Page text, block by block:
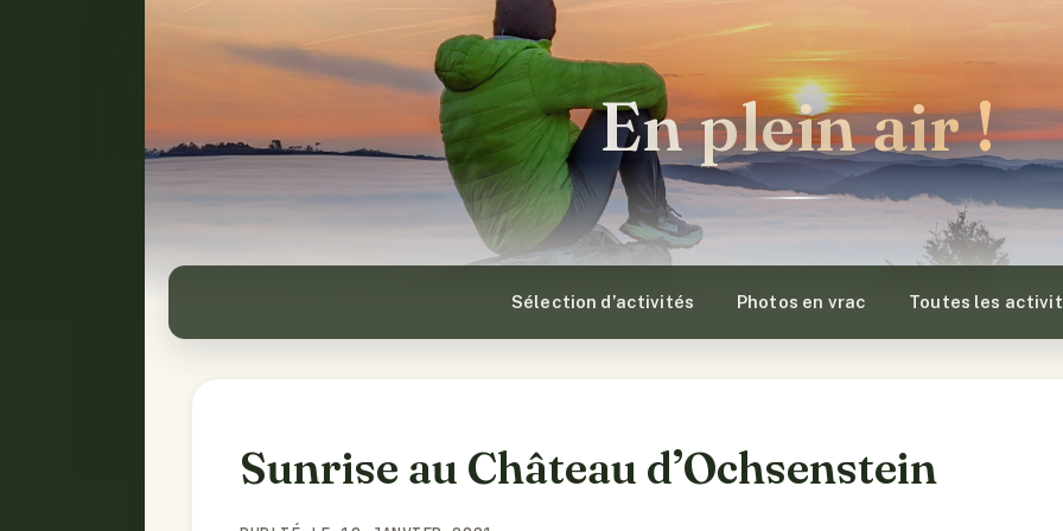
En plein air !
Sélection d’activités Photos en vrac Toutes les
Sunrise au Château d’Ochsenstein